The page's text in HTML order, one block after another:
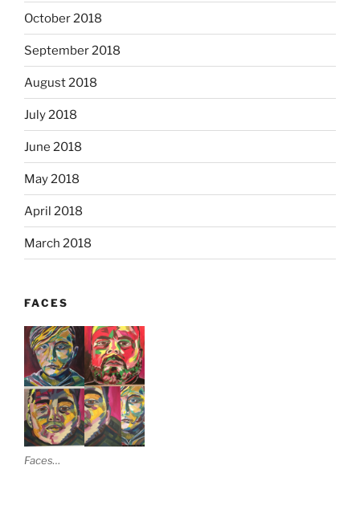
October 2018
September 2018
August 2018
July 2018
June 2018
May 2018
April 2018
March 2018
FACES
Faces…